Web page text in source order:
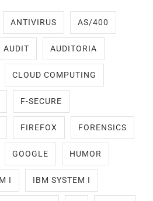
ANTIVIRUS AS/400
AUDIT AUDITORIA
CLOUD COMPUTING
F-SECURE
FIREFOX FORENSICS
GOOGLE HUMOR
I IBM SYSTEM I